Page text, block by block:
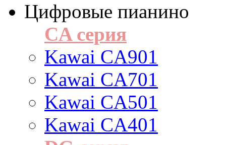
Цифровые пианино
CA серия
Kawai CA901
Kawai CA701
Kawai CA501
Kawai CA401